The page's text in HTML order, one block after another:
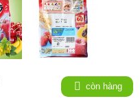
còn hàng